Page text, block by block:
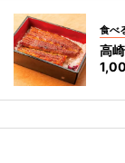
食べ
高